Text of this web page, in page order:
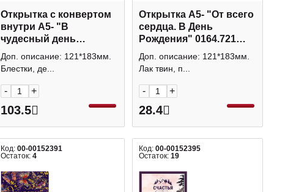
Открытка с конвертом
внутри А5- "В
чудесный день
Свадьбы" 0200.512 Арт
Дизайн
Доп. описание: 121*183мм.
Блестки, де...
- +
103.5
Открытка А5- "От всего
сердца. В День
Рождения" 0164.721
Арт Дизайн
Доп. описание: 121*183мм.
Лак твин, п...
- +
28.4
Код: 00-00152391
Остаток: 4
Код: 00-00152395
Остаток: 19